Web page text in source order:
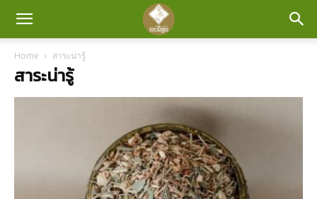
Home สาระน่ารู้
สาระน่ารู้